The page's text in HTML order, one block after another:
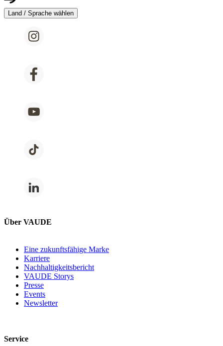
Land / Sprache wählen
Über VAUDE
Eine zukunftsfähige Marke
Karriere
Nachhaltigkeitsbericht
VAUDE Storys
Presse
Events
Newsletter
Service